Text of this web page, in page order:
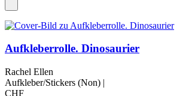
Aufkleberrolle. Dinosaurier
Rachel Ellen
Aufkleber/Stickers (Non) |
CHF